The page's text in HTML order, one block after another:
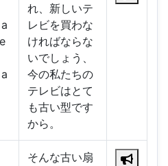
れ、新しいテ
レビを買わな
ければならな
いでしょう、
今の私たちの
テレビはとて
も古い型です
から。
そんな古い扇